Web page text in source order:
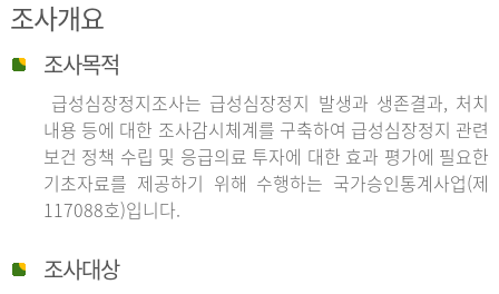
조사개요
조사목적
급성심장정지조사는 급성심장정지 발생과 생존결과, 처치
내용 등에 대한 조사감시체계를 구축하여 급성심장정지 관련
보건 정책 수립 및 응급의료 투자에 대한 효과 평가에 필요한
기초자료를 제공하기 위해 수행하는 국가승인통계사업(제
117088호)입니다.
조사대상